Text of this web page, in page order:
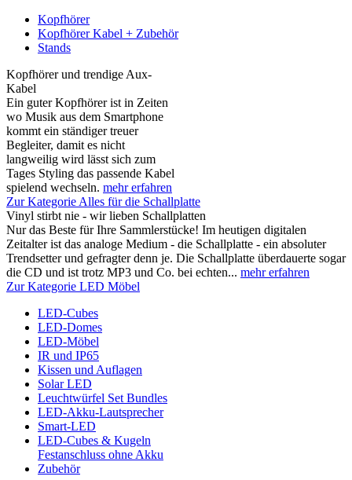
Kopfhörer
Kopfhörer Kabel + Zubehör
Stands
Kopfhörer und trendige Aux-
Kabel
Ein guter Kopfhörer ist in Zeiten
wo Musik aus dem Smartphone
kommt ein ständiger treuer
Begleiter, damit es nicht
langweilig wird lässt sich zum
Tages Styling das passende Kabel
spielend wechseln. mehr erfahren
Zur Kategorie Alles für die Schallplatte
Vinyl stirbt nie - wir lieben Schallplatten
Nur das Beste für Ihre Sammlerstücke! Im heutigen digitalen
Zeitalter ist das analoge Medium - die Schallplatte - ein absoluter
Trendsetter und gefragter denn je. Die Schallplatte überdauerte sogar
die CD und ist trotz MP3 und Co. bei echten... mehr erfahren
Zur Kategorie LED Möbel
LED-Cubes
LED-Domes
LED-Möbel
IR und IP65
Kissen und Auflagen
Solar LED
Leuchtwürfel Set Bundles
LED-Akku-Lautsprecher
Smart-LED
LED-Cubes & Kugeln
Festanschluss ohne Akku
Zubehör